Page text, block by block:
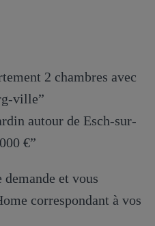
2 chambres avec
ville”
autour de Esch-sur-
€”
et vous
correspondant à vos